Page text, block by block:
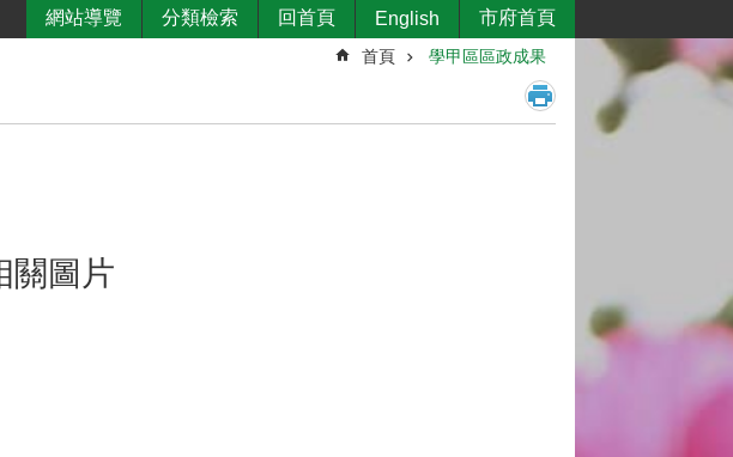
網站導覽 分類檢索 回首頁 English 市府首頁
首頁 學甲區區政成果
關圖片